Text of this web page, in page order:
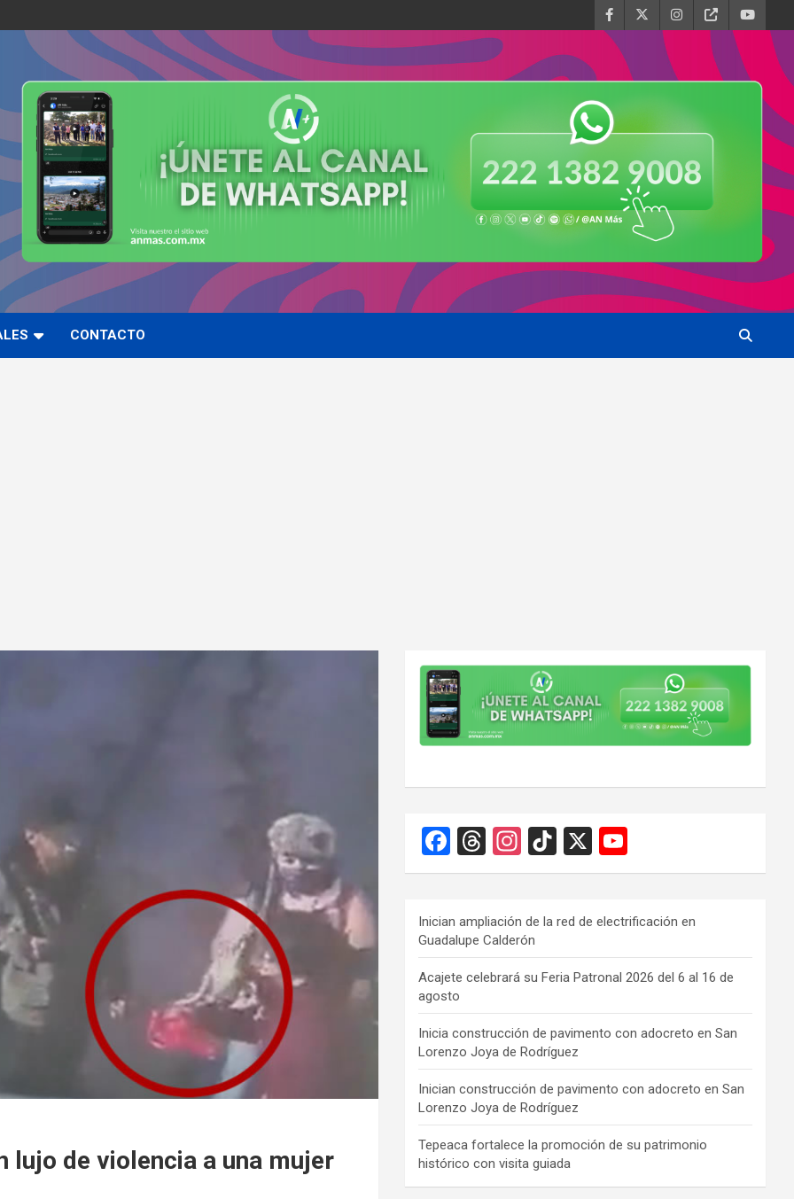
CONTACTO
lujo de violencia a una mujer
F
a
b
o
o
k
T
hr
a
d
s
In
st
gr
a
m
Ti
k
o
k
X
o
T
u
b
e
C
h
a
n
n
el
Inician ampliación de la red de electrificación en
Guadalupe Calderón
Acajete celebrará su Feria Patronal 2026 del 6 al 16 de
agosto
Inicia construcción de pavimento con adocreto en San
Lorenzo Joya de Rodríguez
Inician construcción de pavimento con adocreto en San
Lorenzo Joya de Rodríguez
Tepeaca fortalece la promoción de su patrimonio
histórico con visita guiada